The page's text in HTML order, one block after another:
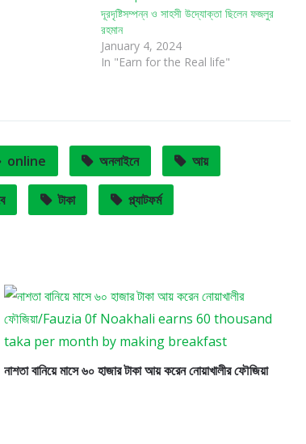
দূরদৃষ্টিসম্পন্ন ও সাহসী উদ্যোক্তা ছিলেন ফজলুর
রহমান
January 4, 2024
In "Earn for the Real life"
online অনলাইনে আয়
টাকা প্ল্যাটফর্ম
নাশতা বানিয়ে মাসে ৬০ হাজার টাকা আয় করেন নোয়াখালীর ফৌজিয়া